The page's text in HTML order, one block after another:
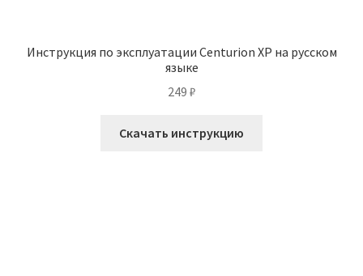
Инструкция по эксплуатации Centurion XP на русском
языке
249 ₽
Скачать инструкцию